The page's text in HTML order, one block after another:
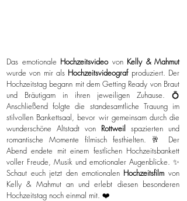
Das emotionale Hochzeitsvideovon Kelly & Mahmut
wurde von mir als Hochzeitsvideograf produziert. Der
Hochzeitstag begann mit dem Getting Ready von Braut
und Bräutigam in ihren jeweiligen Zuhause. 💍
Anschließend folgte die standesamtliche Trauung im
stilvollen Bankettsaal, bevor wir gemeinsam durch die
wunderschöne Altstadt von Rottweil spazierten und
romantische Momente filmisch festhielten. 🥂 Der
Abend endete mit einem festlichen Hochzeitsbankett
voller Freude, Musik und emotionaler Augenblicke. ✨
Schaut euch jetzt den emotionalen Hochzeitsfilmvon
Kelly & Mahmut an und erlebt diesen besonderen
Hochzeitstag noch einmal mit. ❤️